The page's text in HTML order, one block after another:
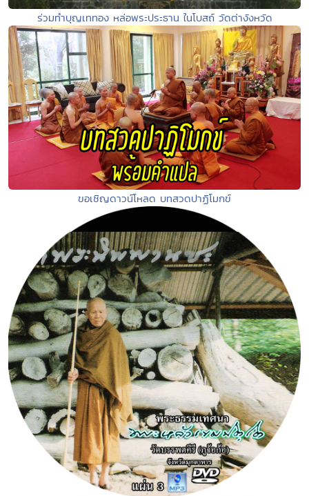
ร่วมทำบุญเททอง หล่อพระประธาน ในโบสถ์ วัดต่างังหวัด
ขอเชิญดาวน์โหลด บทสวดปาฏิโมกข์